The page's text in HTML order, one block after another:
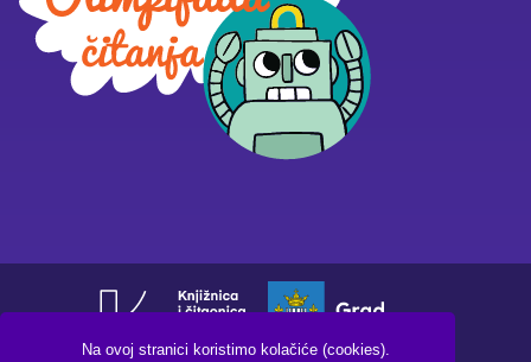
Na ovoj stranici koristimo kolačiće (cookies).